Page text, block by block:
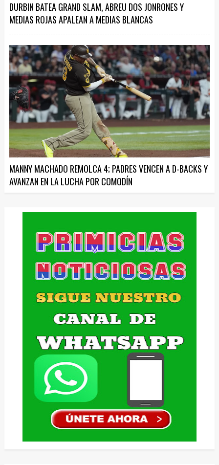
DURBIN BATEA GRAND SLAM, ABREU DOS JONRONES Y
MEDIAS ROJAS APALEAN A MEDIAS BLANCAS
MANNY MACHADO REMOLCA 4; PADRES VENCEN A D-BACKS Y
AVANZAN EN LA LUCHA POR COMODÍN